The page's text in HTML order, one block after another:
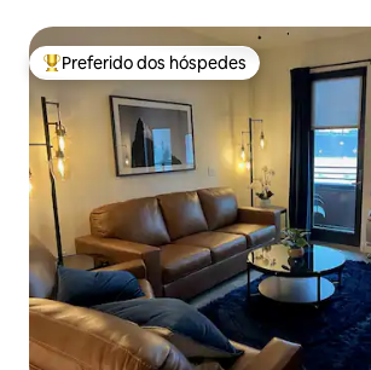
Entre os melhores preferidos dos
Preferido dos hóspedes